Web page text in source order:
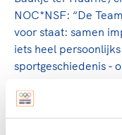
NOC*NSF: “De
voor staat: samen
iets heel
sportgeschiedenis -
hier bij het Glazen
samenwerking extra